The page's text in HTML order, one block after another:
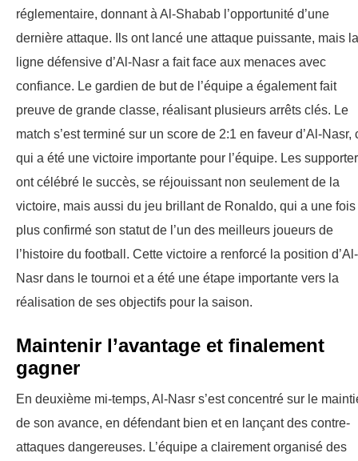
réglementaire, donnant à Al-Shabab l’opportunité d’une
dernière attaque. Ils ont lancé une attaque puissante, mais la
ligne défensive d’Al-Nasr a fait face aux menaces avec
confiance. Le gardien de but de l’équipe a également fait
preuve de grande classe, réalisant plusieurs arrêts clés. Le
match s’est terminé sur un score de 2:1 en faveur d’Al-Nasr,
qui a été une victoire importante pour l’équipe. Les
ont célébré le succès, se réjouissant non seulement de la
victoire, mais aussi du jeu brillant de Ronaldo, qui a une fois
plus confirmé son statut de l’un des meilleurs joueurs de
l’histoire du football. Cette victoire a renforcé la position d’Al-
Nasr dans le tournoi et a été une étape importante vers la
réalisation de ses objectifs pour la saison.
Maintenir l’avantage et finalement
gagner
En deuxième mi-temps, Al-Nasr s’est concentré sur le
de son avance, en défendant bien et en lançant des contre-
attaques dangereuses. L’équipe a clairement organisé des